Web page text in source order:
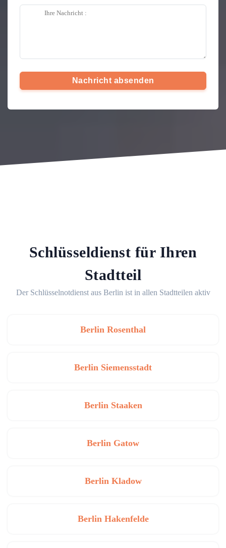
Nachricht absenden
Schlüsseldienst für Ihren
Stadtteil
Der Schlüsselnotdienst aus Berlin ist in allen Stadtteilen aktiv
Berlin Rosenthal
Berlin Siemensstadt
Berlin Staaken
Berlin Gatow
Berlin Kladow
Berlin Hakenfelde